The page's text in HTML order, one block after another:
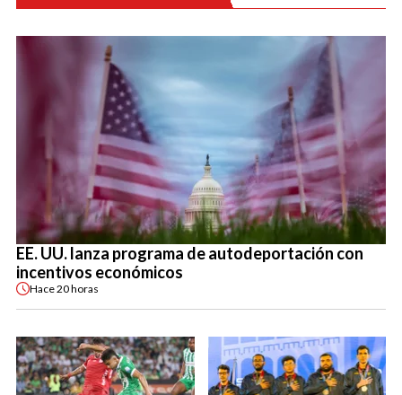
EE. UU. lanza programa de autodeportación con
incentivos económicos
Hace20 horas